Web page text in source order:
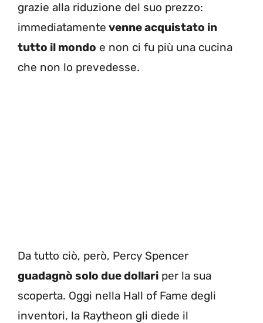
grazie alla riduzione del suo prezzo:
immediatamente venne acquistato in
tutto il mondo e non ci fu più una cucina
che non lo prevedesse.
Da tutto ciò, però, Percy Spencer
guadagnò solo due dollari per la sua
scoperta. Oggi nella Hall of Fame degli
inventori, la Raytheon gli diede il